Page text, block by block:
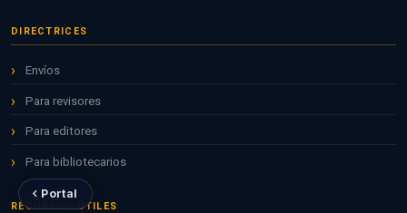
Portal
DIRECTRICES
Envíos
Para revisores
Para editores
Para bibliotecarios
RECURSOS ÚTILES